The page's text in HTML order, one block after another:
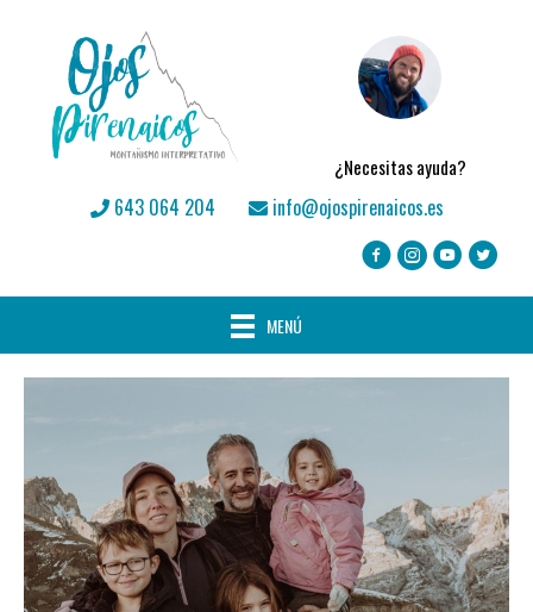
¿Necesitas ayuda?
643 064 204 info@ojospirenaicos.es
MENÚ